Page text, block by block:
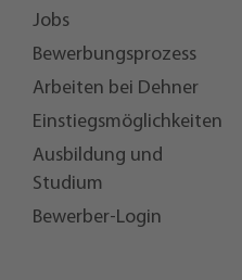
Jobs
Bewerbungsprozess
Arbeiten bei Dehner
Einstiegsmöglichkeiten
Ausbildung und
Studium
Bewerber-Login